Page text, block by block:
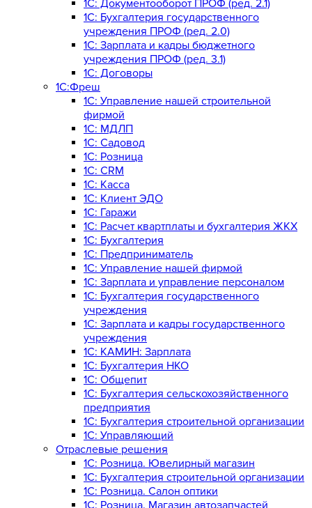
1С: Документооборот ПРОФ (ред. 2.1)
1C: Бухгалтерия государственного
учреждения ПРОФ (ред. 2.0)
1C: Зарплата и кадры бюджетного
учреждения ПРОФ (ред. 3.1)
1С: Договоры
1С:Фреш
1С: Управление нашей строительной
фирмой
1С: МДЛП
1С: Садовод
1С: Розница
1C: CRM
1C: Касса
1С: Клиент ЭДО
1С: Гаражи
1C: Расчет квартплаты и бухгалтерия ЖКХ
1C: Бухгалтерия
1C: Предприниматель
1C: Управление нашей фирмой
1C: Зарплата и управление персоналом
1C: Бухгалтерия государственного
учреждения
1C: Зарплата и кадры государственного
учреждения
1C: КАМИН: Зарплата
1C: Бухгалтерия НКО
1С: Общепит
1С: Бухгалтерия сельскохозяйст­венного
предприятия
1С: Бухгалтерия строительной организации
1С: Управляющий
Отраслевые решения
1С: Розница. Ювелирный магазин
1С: Бухгалтерия строительной организации
1С: Розница. Салон оптики
1С: Розница. Магазин автозапчастей